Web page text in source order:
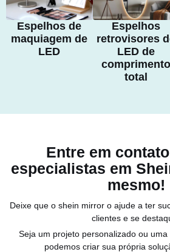
Espelhos de
maquiagem de
LED
Espelhos
retrovisores
LED de
comprimento
total
Entre em
especialistas em
mesmo!
Deixe que o shein mirror o ajude a ter
clientes e se
Seja um projeto personalizado ou uma
podemos criar sua própria